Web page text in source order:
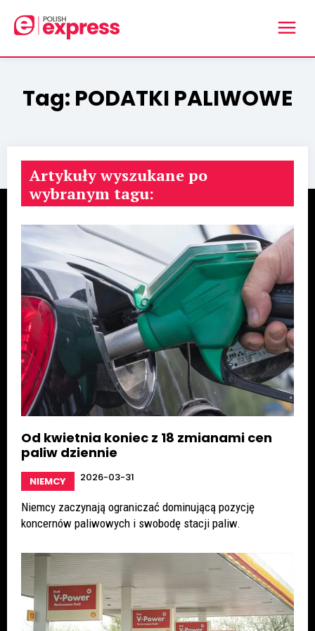
Tag: PODATKI PALIWOWE
Artykuły wyszukane po
wybranym tagu:
Od kwietnia koniec z 18 zmianami cen
paliw dziennie
NIEMCY 2026-03-31
Niemcy zaczynają ograniczać dominującą pozycję
koncernów paliwowych i swobodę stacji paliw.